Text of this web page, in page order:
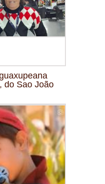
do Sao João